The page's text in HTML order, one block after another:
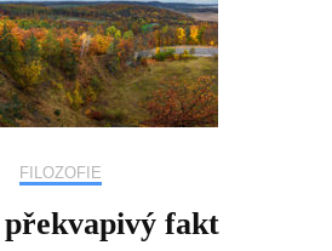
FILOZOFIE
fakt